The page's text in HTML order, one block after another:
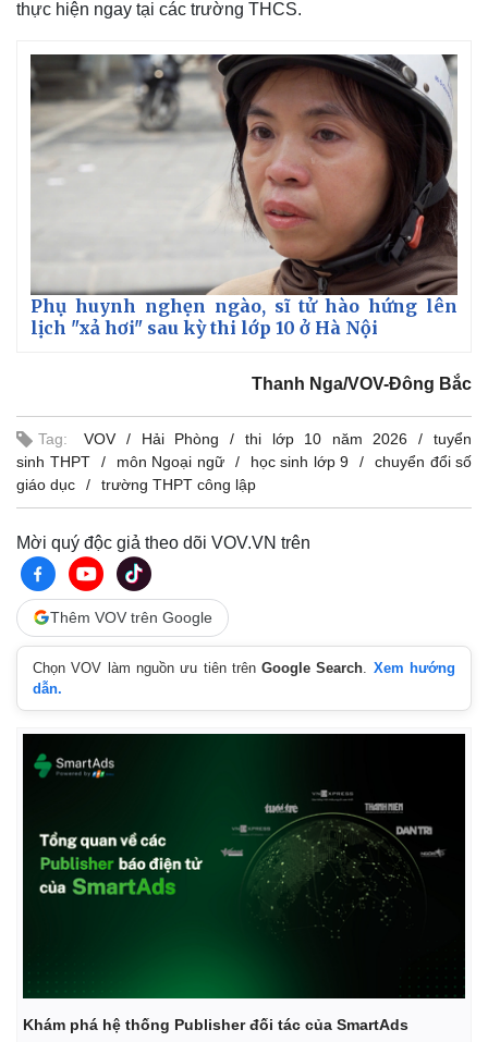
Vụ án
Tin nóng
Tư vấn luật
Việt Nam
Phân tích
thực hiện ngay tại các trường THCS.
Phụ huynh nghẹn ngào, sĩ tử hào hứng lên
lịch "xả hơi" sau kỳ thi lớp 10 ở Hà Nội
Thanh Nga/VOV-Đông Bắc
Tag: VOV Hải Phòng thi lớp 10 năm 2026
tuyển
sinh THPT
môn Ngoại ngữ học sinh lớp 9
chuyển đổi số
giáo dục
trường THPT công lập
Mời quý độc giả theo dõi VOV.VN trên
Thêm VOV trên Google
Chọn VOV làm nguồn ưu tiên trênGoogle Search
Xem hướng
dẫn.
Khám phá hệ thống Publisher đối tác của SmartAds